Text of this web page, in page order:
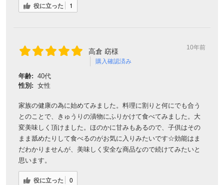
役に立った 1
高倉 窈様
購入確認済み
10年前
年齢: 40代
性別: 女性
家族の健康の為に始めてみました。料理に割りと何にでも合う
とのことで、きゅうりの漬物にふりかけて食べてみました。大
変美味しく頂けました。ほのかに甘みもあるので、子供はその
まま舐めたりして食べるのがお気に入りみたいです☆効能はま
だわかりませんが、美味しく安全な商品なので続けてみたいと
思います。
役に立った 0